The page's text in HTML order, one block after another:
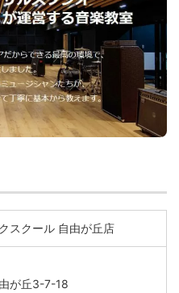
スクール 自由が丘店
が丘3-7-18